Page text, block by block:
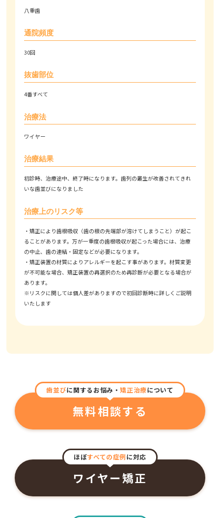
八重歯
通院頻度
30回
抜歯部位
4番すべて
治療法
ワイヤー
治療結果
初診時、治療途中、終了時になります。歯列の叢生が改善されてきれ
いな歯並びになりました
治療上のリスク等
・矯正により歯根吸収（歯の根の先端部が溶けてしまうこと）が起こ
ることがあります。万が一重度の歯根吸収が起こった場合には、治療
の中止、歯の連結・固定などが必要になります。
・矯正装置の材質によりアレルギーを起こす事があります。材質変更
が不可能な場合、矯正装置の再選択のため再診断が必要となる場合が
あります。
※リスクに関しては個人差がありますので初回診断時に詳しくご説明
いたします
歯並びに関するお悩み・矯正治療について
無料相談する
ほぼすべての症例に対応
ワイヤー矯正